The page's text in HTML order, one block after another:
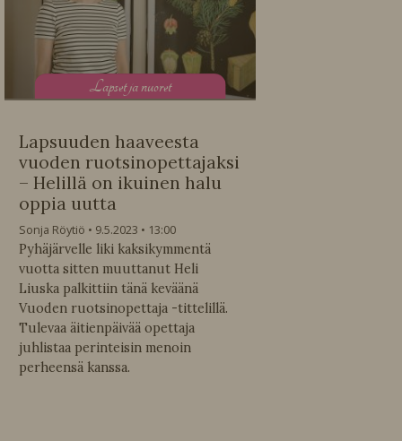
Lapset ja nuoret
Lapsuuden haaveesta
vuoden ruotsinopettajaksi
– Helillä on ikuinen halu
oppia uutta
Sonja Röytiö 9.5.2023
13:00
Pyhäjärvelle liki kaksikymmentä
vuotta sitten muuttanut Heli
Liuska palkittiin tänä keväänä
Vuoden ruotsinopettaja -tittelillä.
Tulevaa äitienpäivää opettaja
juhlistaa perinteisin menoin
perheensä kanssa.